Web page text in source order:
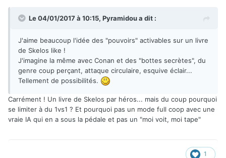
Le 04/01/2017 à 10:15, Pyramidoua dit :
J'aime beaucoup l'idée des "pouvoirs" activables sur un livre
de Skelos like !
J'imagine la même avec Conan et des "bottes secrètes", du
genre coup perçant, attaque circulaire, esquive éclair...
Tellement de possibilités.
Carrément ! Un livre de Skelos par héros... mais du coup pourquoi
se limiter à du 1vs1 ? Et pourquoi pas un mode full coop avec une
vraie IA qui en a sous la pédale et pas un "moi voit, moi tape"
1